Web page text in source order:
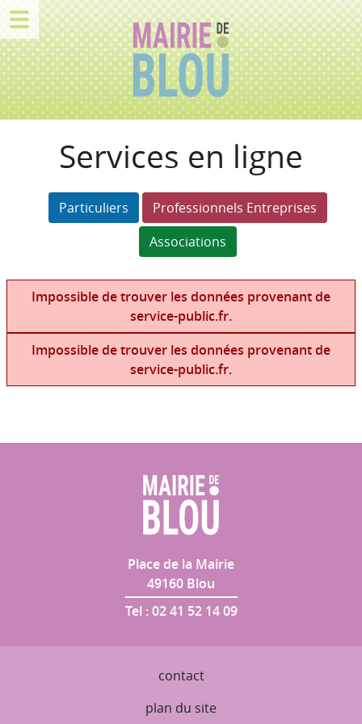
Services en ligne
Particuliers
Professionnels Entreprises
Associations
Impossible de trouver les données provenant de
service-public.fr.
Impossible de trouver les données provenant de
service-public.fr.
Place de la Mairie
49160 Blou
Tel : 02 41 52 14 09
contact
plan du site